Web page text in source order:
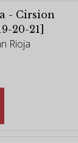
- Cirsion
20-21]
Rioja